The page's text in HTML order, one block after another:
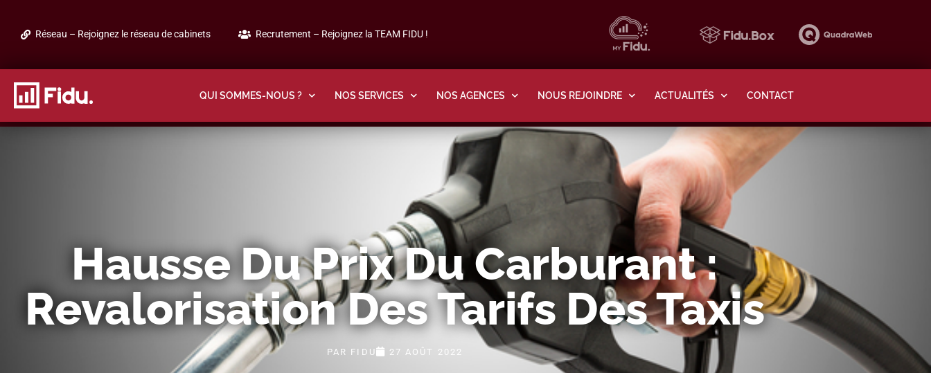
Réseau – Rejoignez le réseau de cabinets Recrutement – Rejoignez la TEAM FIDU !
QUI SOMMES-NOUS ? NOS SERVICES NOS AGENCES NOUS REJOINDRE ACTUALITÉS CONTACT
Hausse Du Prix Du Carburant :
Revalorisation Des Tarifs Des Taxis
PAR FIDU 27 AOÛT 2022